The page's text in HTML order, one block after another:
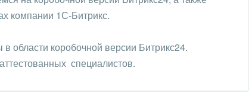
Промышленность
справочники
компании 1С-Битрикс.
области коробочной версии Битрикс24.
специалистов.